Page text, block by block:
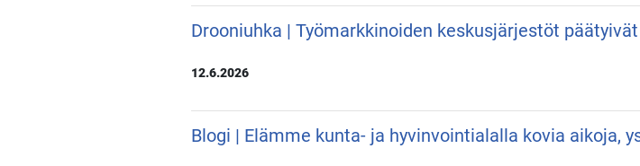
Drooniuhka | Työmarkkinoiden keskusjärjestöt
12.6.2026
Blogi | Elämme kunta- ja hyvinvointialalla kovia aikoja,